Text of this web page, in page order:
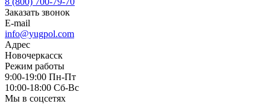
Заказать звонок
E-mail
info@yugpol.com
Адрес
Новочеркаcск
Режим работы
9:00-19:00 Пн-Пт
10:00-18:00 Cб-Вс
Мы в соцсетях